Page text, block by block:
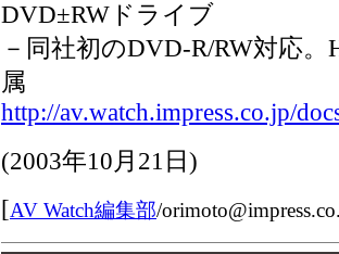
DVD±RWドライブ
－同社初のDVD-R/RW対応
属
http://av.watch.impress.co.jp/
(2003年10月21日)
[AV Watch編集部/